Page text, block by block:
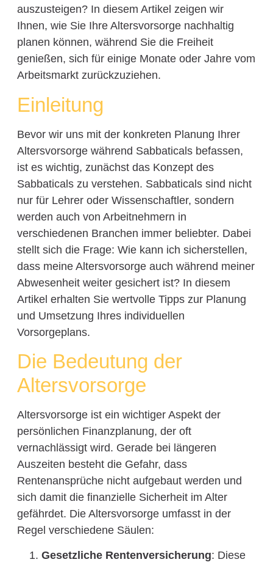
auszusteigen? In diesem Artikel zeigen wir
Ihnen, wie Sie Ihre Altersvorsorge nachhaltig
planen können, während Sie die Freiheit
genießen, sich für einige Monate oder Jahre vom
Arbeitsmarkt zurückzuziehen.
Einleitung
Bevor wir uns mit der konkreten Planung Ihrer
Altersvorsorge während Sabbaticals befassen,
ist es wichtig, zunächst das Konzept des
Sabbaticals zu verstehen. Sabbaticals sind nicht
nur für Lehrer oder Wissenschaftler, sondern
werden auch von Arbeitnehmern in
verschiedenen Branchen immer beliebter. Dabei
stellt sich die Frage: Wie kann ich sicherstellen,
dass meine Altersvorsorge auch während meiner
Abwesenheit weiter gesichert ist? In diesem
Artikel erhalten Sie wertvolle Tipps zur Planung
und Umsetzung Ihres individuellen
Vorsorgeplans.
Die Bedeutung der
Altersvorsorge
Altersvorsorge ist ein wichtiger Aspekt der
persönlichen Finanzplanung, der oft
vernachlässigt wird. Gerade bei längeren
Auszeiten besteht die Gefahr, dass
Rentenansprüche nicht aufgebaut werden und
sich damit die finanzielle Sicherheit im Alter
gefährdet. Die Altersvorsorge umfasst in der
Regel verschiedene Säulen:
Gesetzliche Rentenversicherung: Diese